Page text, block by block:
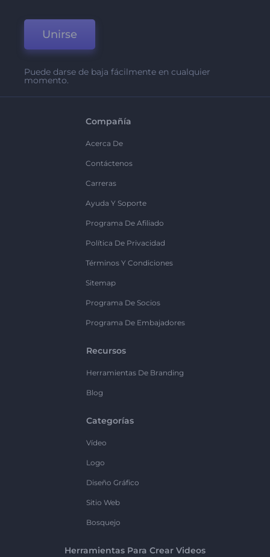
Unirse
Puede darse de baja fácilmente en cualquier
momento.
Compañía
Acerca De
Contáctenos
Carreras
Ayuda Y Soporte
Programa De Afiliado
Política De Privacidad
Términos Y Condiciones
Sitemap
Programa De Socios
Programa De Embajadores
Recursos
Herramientas De Branding
Blog
Categorías
Vídeo
Logo
Diseño Gráfico
Sitio Web
Bosquejo
Herramientas Para Crear Videos